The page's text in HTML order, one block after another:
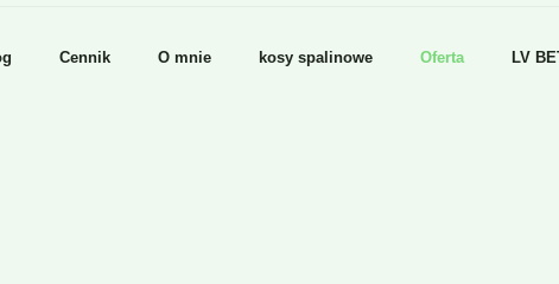
Cennik O mnie kosy spalinowe Oferta LV